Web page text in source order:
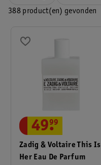
388 product(en) gevonden
Zadig & Voltaire This Is
Her Eau De Parfum
49.
99